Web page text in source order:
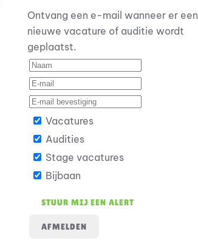
Ontvang een e-mail wanneer er een
nieuwe vacature of auditie wordt
geplaatst.
Vacatures
Audities
Stage vacatures
Bijbaan